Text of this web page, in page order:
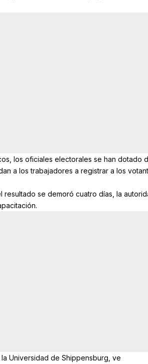
los oficiales electorales se han dotado
a los trabajadores a registrar a los
se demoró cuatro días, la
Universidad de Shippensburg, ve